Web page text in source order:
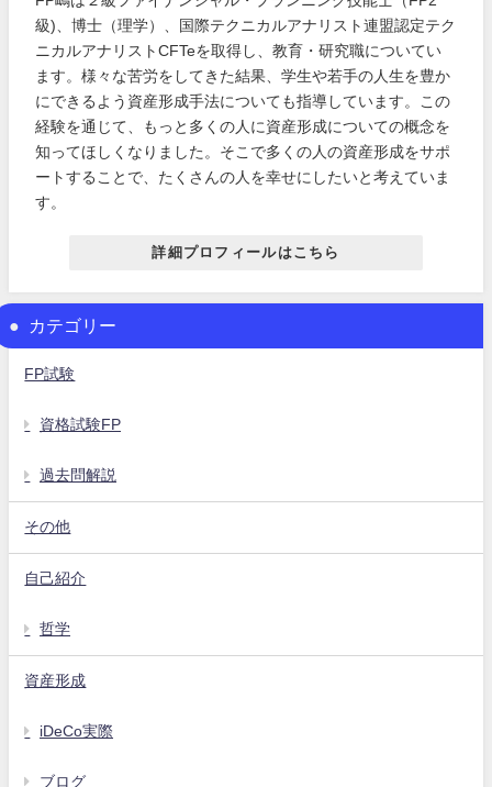
級)、博士（理学）、国際テクニカルアナリスト連盟認定テク
ニカルアナリストCFTeを取得し、教育・研究職についてい
ます。様々な苦労をしてきた結果、学生や若手の人生を豊か
にできるよう資産形成手法についても指導しています。この
経験を通じて、もっと多くの人に資産形成についての概念を
知ってほしくなりました。そこで多くの人の資産形成をサポ
ートすることで、たくさんの人を幸せにしたいと考えていま
す。
詳細プロフィールはこちら
カテゴリー
FP試験
資格試験FP
過去問解説
その他
自己紹介
哲学
資産形成
iDeCo実際
ブログ